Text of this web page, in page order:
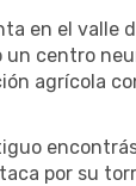
en el valle
un centro
agrícola
por su